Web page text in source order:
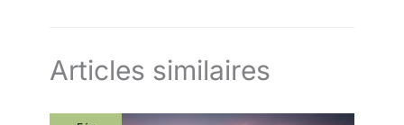
Articles similaires